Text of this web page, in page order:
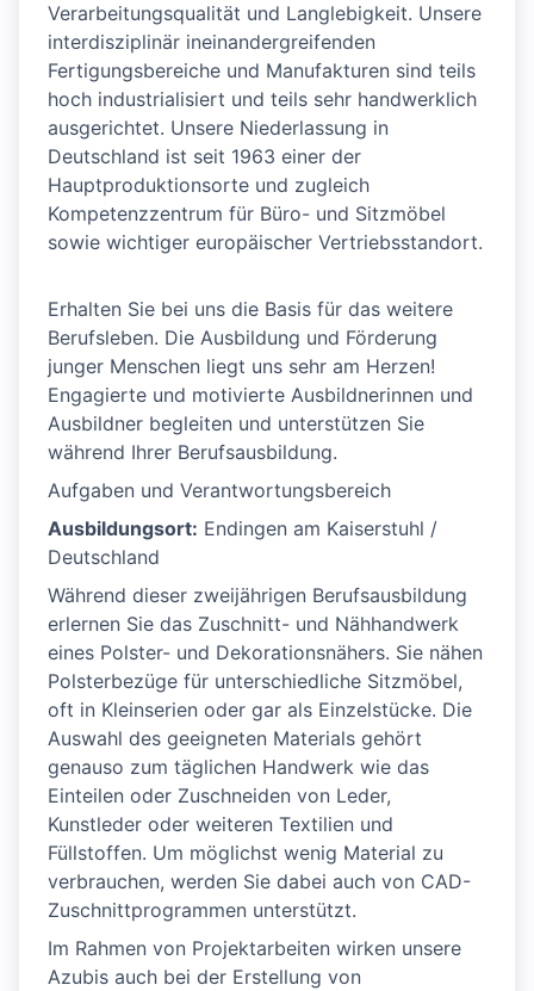
Verarbeitungsqualität und Langlebigkeit. Unsere
interdisziplinär ineinandergreifenden
Fertigungsbereiche und Manufakturen sind teils
hoch industrialisiert und teils sehr handwerklich
ausgerichtet. Unsere Niederlassung in
Deutschland ist seit 1963 einer der
Hauptproduktionsorte und zugleich
Kompetenzzentrum für Büro- und Sitzmöbel
sowie wichtiger europäischer Vertriebsstandort.
Erhalten Sie bei uns die Basis für das weitere
Berufsleben. Die Ausbildung und Förderung
junger Menschen liegt uns sehr am Herzen!
Engagierte und motivierte Ausbildnerinnen und
Ausbildner begleiten und unterstützen Sie
während Ihrer Berufsausbildung.
Aufgaben und Verantwortungsbereich
Ausbildungsort: Endingen am Kaiserstuhl /
Deutschland
Während dieser zweijährigen Berufsausbildung
erlernen Sie das Zuschnitt- und Nähhandwerk
eines Polster- und Dekorationsnähers. Sie nähen
Polsterbezüge für unterschiedliche Sitzmöbel,
oft in Kleinserien oder gar als Einzelstücke. Die
Auswahl des geeigneten Materials gehört
genauso zum täglichen Handwerk wie das
Einteilen oder Zuschneiden von Leder,
Kunstleder oder weiteren Textilien und
Füllstoffen. Um möglichst wenig Material zu
verbrauchen, werden Sie dabei auch von CAD-
Zuschnittprogrammen unterstützt.
Im Rahmen von Projektarbeiten wirken unsere
Azubis auch bei der Erstellung von